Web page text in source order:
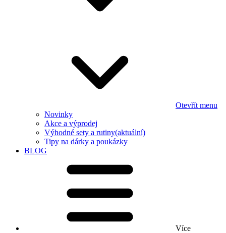
Otevřít menu
Novinky
Akce a výprodej
Výhodné sety a rutiny(aktuální)
Tipy na dárky a poukázky
BLOG
Více